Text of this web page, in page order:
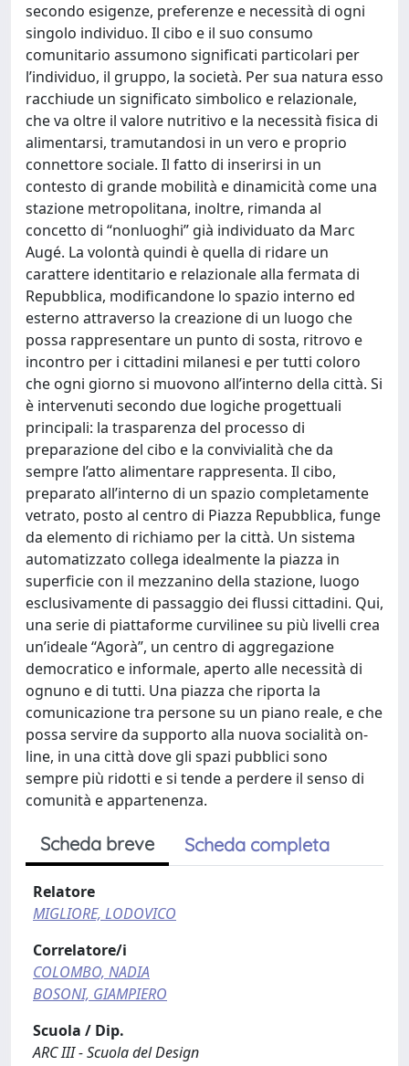
secondo esigenze, preferenze e necessità di ogni
singolo individuo. Il cibo e il suo consumo
comunitario assumono significati particolari per
l’individuo, il gruppo, la società. Per sua natura esso
racchiude un significato simbolico e relazionale,
che va oltre il valore nutritivo e la necessità fisica di
alimentarsi, tramutandosi in un vero e proprio
connettore sociale. Il fatto di inserirsi in un
contesto di grande mobilità e dinamicità come una
stazione metropolitana, inoltre, rimanda al
concetto di “nonluoghi” già individuato da Marc
Augé. La volontà quindi è quella di ridare un
carattere identitario e relazionale alla fermata di
Repubblica, modificandone lo spazio interno ed
esterno attraverso la creazione di un luogo che
possa rappresentare un punto di sosta, ritrovo e
incontro per i cittadini milanesi e per tutti coloro
che ogni giorno si muovono all’interno della città. Si
è intervenuti secondo due logiche progettuali
principali: la trasparenza del processo di
preparazione del cibo e la convivialità che da
sempre l’atto alimentare rappresenta. Il cibo,
preparato all’interno di un spazio completamente
vetrato, posto al centro di Piazza Repubblica, funge
da elemento di richiamo per la città. Un sistema
automatizzato collega idealmente la piazza in
superficie con il mezzanino della stazione, luogo
esclusivamente di passaggio dei flussi cittadini. Qui,
una serie di piattaforme curvilinee su più livelli crea
un’ideale “Agorà”, un centro di aggregazione
democratico e informale, aperto alle necessità di
ognuno e di tutti. Una piazza che riporta la
comunicazione tra persone su un piano reale, e che
possa servire da supporto alla nuova socialità on-
line, in una città dove gli spazi pubblici sono
sempre più ridotti e si tende a perdere il senso di
comunità e appartenenza.
Scheda breve Scheda completa
Relatore
MIGLIORE, LODOVICO
Correlatore/i
COLOMBO, NADIA
BOSONI, GIAMPIERO
Scuola / Dip.
ARC III - Scuola del Design